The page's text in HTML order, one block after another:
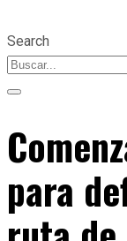
Search
para